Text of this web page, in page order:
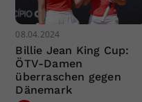
08.04.2024
Billie Jean King Cup:
ÖTV-Damen
überraschen gegen
Dänemark